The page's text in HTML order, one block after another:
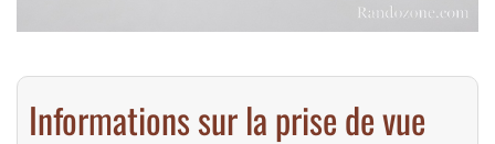
Informations sur la prise de vue